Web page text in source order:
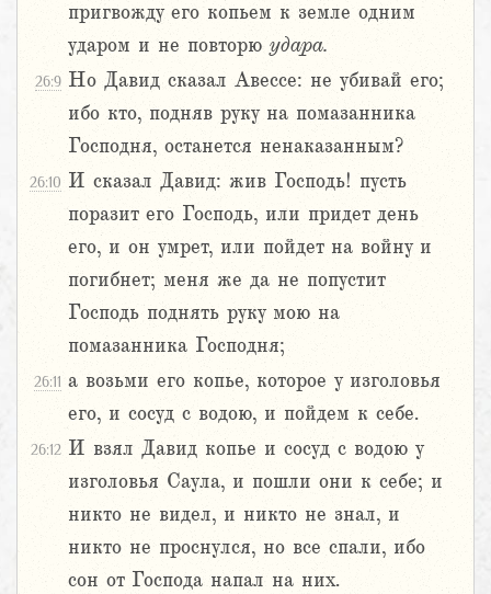
пригвожду его копьем к земле одним
ударом и не повторю удара.
26:9 Но Давид сказал Авессе: не убивай его;
ибо кто, подняв руку на помазанника
Господня, останется ненаказанным?
26:10 И сказал Давид: жив Господь! пусть
поразит его Господь, или придет день
его, и он умрет, или пойдет на войну и
погибнет; меня же да не попустит
Господь поднять руку мою на
помазанника Господня;
26:11 а возьми его копье, которое у изголовья
его, и сосуд с водою, и пойдем к себе.
26:12 И взял Давид копье и сосуд с водою у
изголовья Саула, и пошли они к себе; и
никто не видел, и никто не знал, и
никто не проснулся, но все спали, ибо
сон от Господа напал на них.